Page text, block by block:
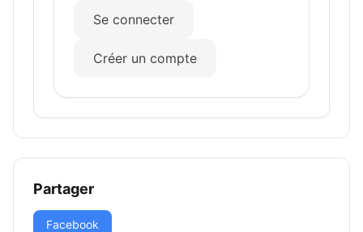
Se connecter
Créer un compte
Partager
Facebook